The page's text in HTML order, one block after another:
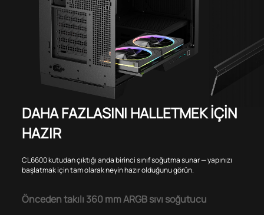
DAHA FAZLASINI HALLETMEK İÇİN
HAZIR
CL6600 kutudan çıktığı anda birinci sınıf soğutma sunar — yapınızı
başlatmak için tam olarak neyin hazır olduğunu görün.
Önceden takılı 360 mm ARGB sıvı soğutucu